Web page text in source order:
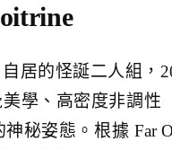
居的怪誕二人組，
學、高密度非調性
秘姿態。根據 Far